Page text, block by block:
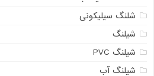
شلنگ سیلیکونی
شیلنگ
شیلنگ PVC
شیلنگ آب